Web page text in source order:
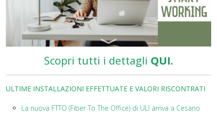
Scopri tutti i dettagli QUI.
ULTIME INSTALLAZIONI EFFETTUATE E VALORI RISCONTRATI
La nuova FTTO (Fiber To The Office) di ULI arriva a Cesano